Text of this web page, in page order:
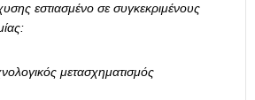
εστιασμένο σε συγκεκριμένους
μετασχηματισμός